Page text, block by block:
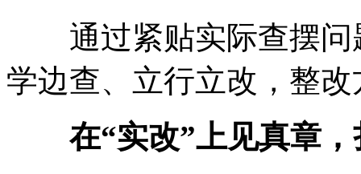
通过紧贴实际查摆问
学边查、立行立改，整
在“实改”上见真章